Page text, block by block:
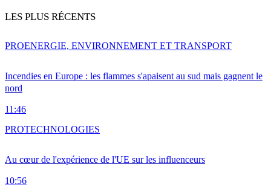
LES PLUS RÉCENTS
Incendies en Europe : les flammes s'apaisent au sud mais gagnent le
nord
11:46
PROENERGIE, ENVIRONNEMENT ET TRANSPORT
Au cœur de l'expérience de l'UE sur les influenceurs
10:56
PROTECHNOLOGIES